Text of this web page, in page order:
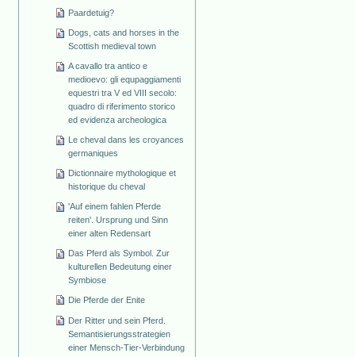
Paardetuig?
Dogs, cats and horses in the
Scottish medieval town
A cavallo tra antico e
medioevo: gli equpaggiamenti
equestri tra V ed VIII secolo:
quadro di riferimento storico
ed evidenza archeologica
Le cheval dans les croyances
germaniques
Dictionnaire mythologique et
historique du cheval
'Auf einem fahlen Pferde
reiten'. Ursprung und Sinn
einer alten Redensart
Das Pferd als Symbol. Zur
kulturellen Bedeutung einer
Symbiose
Die Pferde der Enite
Der Ritter und sein Pferd.
Semantisierungsstrategien
einer Mensch-Tier-Verbindung